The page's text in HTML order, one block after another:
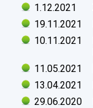
1.12.2021
19.11.2021
10.11.2021
11.05.2021
13.04.2021
29.06.2020